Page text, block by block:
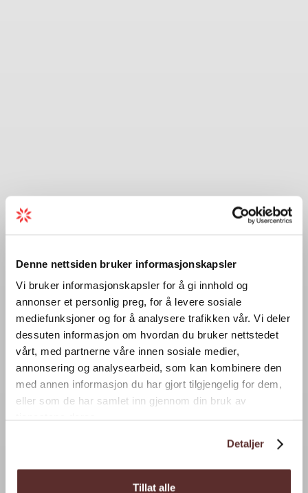
Denne nettsiden bruker informasjonskapsler
Vi bruker informasjonskapsler for å gi innhold og
annonser et personlig preg, for å levere sosiale
mediefunksjoner og for å analysere trafikken vår. Vi deler
dessuten informasjon om hvordan du bruker nettstedet
vårt, med partnerne våre innen sosiale medier,
annonsering og analysearbeid, som kan kombinere den
med annen informasjon du har gjort tilgjengelig for dem,
eller som de har samlet inn gjennom din bruk av
Detaljer
Tillat alle